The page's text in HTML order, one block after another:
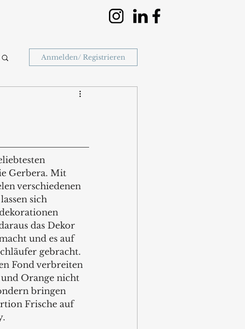
Anmelden/ Registrieren
Gerbera. Mit
verschiedenen
sich
das Dekor
und es auf
gebracht.
Fond verbreiten
Orange nicht
bringen
Frische auf